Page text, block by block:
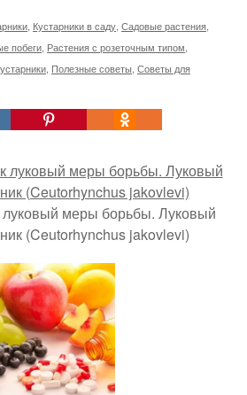
Кустарники в саду Садовые растения
побеги Растения с розеточным типом
Полезные советы Советы для
луковый меры борьбы. Луковый
(Ceutorhynchus jakovlevi)